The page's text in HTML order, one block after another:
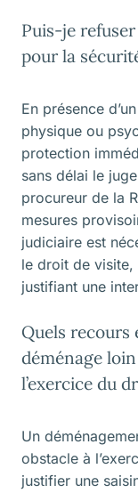
Puis-je
pour la
En présence
physique ou
protection
sans délai le
procureur de la
mesures
judiciaire est
le droit de visite,
justifiant une
Quels
déménage
l’exercice du
Un
obstacle à
justifier une